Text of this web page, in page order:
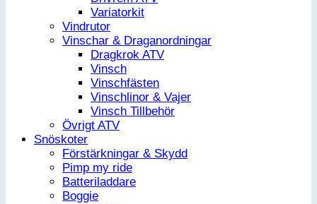
Variatorkit
Vindrutor
Vinschar & Draganordningar
Dragkrok ATV
Vinsch
Vinschfästen
Vinschlinor & Vajer
Vinsch Tillbehör
Övrigt ATV
Snöskoter
Förstärkningar & Skydd
Pimp my ride
Batteriladdare
Boggie